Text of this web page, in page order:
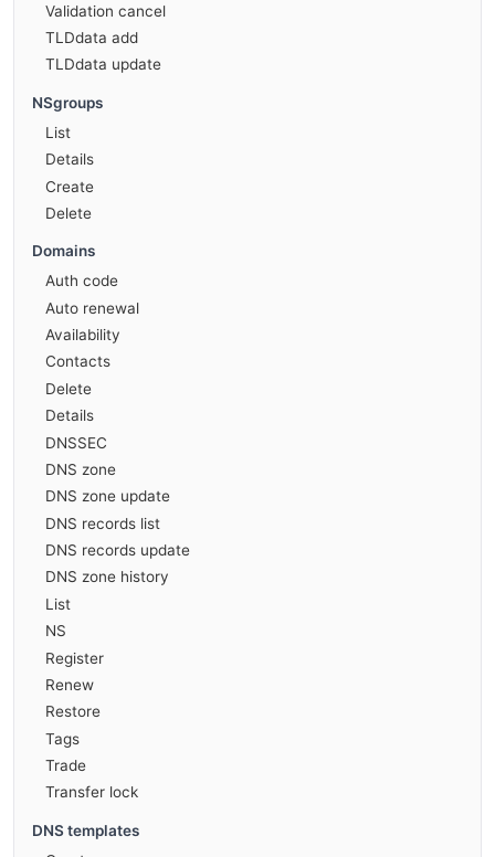
Validation cancel
TLDdata add
TLDdata update
NSgroups
List
Details
Create
Delete
Domains
Auth code
Auto renewal
Availability
Contacts
Delete
Details
DNSSEC
DNS zone
DNS zone update
DNS records list
DNS records update
DNS zone history
List
NS
Register
Renew
Restore
Tags
Trade
Transfer lock
DNS templates